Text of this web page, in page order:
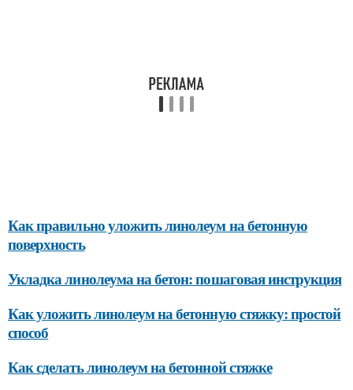
Как правильно уложить линолеум на бетонную
поверхность
Укладка линолеума на бетон: пошаговая инструкция
Как уложить линолеум на бетонную стяжку: простой
способ
Как сделать линолеум на бетонной стяжке